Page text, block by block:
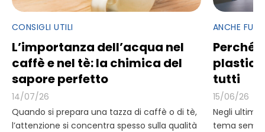
CONSIGLI UTILI
L’importanza dell’acqua nel
caffè e nel tè: la chimica del
sapore perfetto
14/07/26
Quando si prepara una tazza di caffè o di tè,
l’attenzione si concentra spesso sulla qualità
ANCHE
Perché
tutti
15/06/26
Negli ultimi
tema